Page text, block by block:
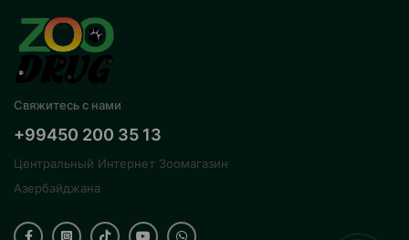
Свяжитесь с нами
+99450 200 35 13
Центральный Интернет Зоомагазин
Азербайджана